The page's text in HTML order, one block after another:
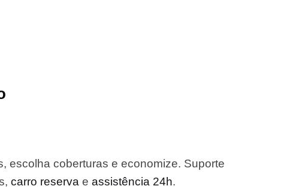
escolha coberturas e economize. Suporte
carro reserva e assistência 24h.